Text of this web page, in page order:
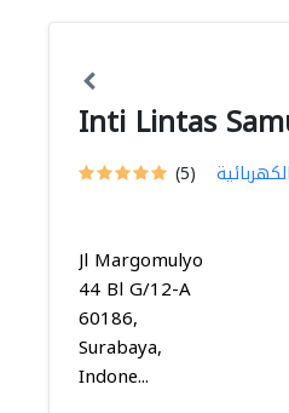
Inti Lintas
(5)
Jl Margomulyo
44 Bl G/12-A
60186,
Surabaya,
Indone...